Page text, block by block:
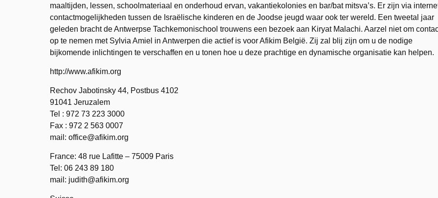
maaltijden, lessen, schoolmateriaal en onderhoud ervan, vakantiekolonies en bar/bat mitsva’s. Er zijn via
contactmogelijkheden tussen de Israëlische kinderen en de Joodse jeugd waar ook ter wereld. Een tweetal jaar
geleden bracht de Antwerpse Tachkemonischool trouwens een bezoek aan Kiryat Malachi. Aarzel niet om
op te nemen met Sylvia Amiel in Antwerpen die actief is voor Afikim België. Zij zal blij zijn om u de nodige
bijkomende inlichtingen te verschaffen en u tonen hoe u deze prachtige en dynamische organisatie kan helpen.
http://www.afikim.org
Rechov Jabotinsky 44, Postbus 4102
91041 Jeruzalem
Tel : 972 73 223 3000
Fax : 972 2 563 0007
mail: office@afikim.org
France: 48 rue Lafitte – 75009 Paris
Tel: 06 243 89 180
mail: judith@afikim.org